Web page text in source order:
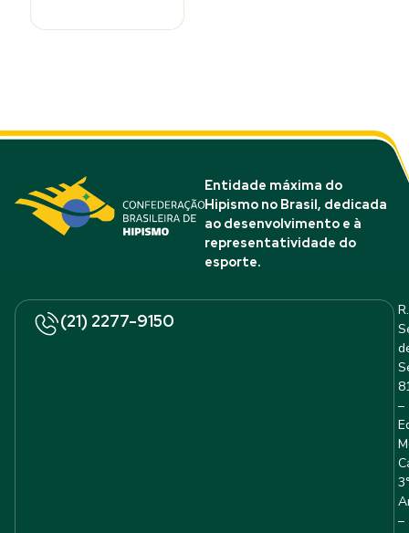
Entidade máxima do
Hipismo no Brasil, dedicada
ao desenvolvimento e à
representatividade do
esporte.
(21) 2277-9150
R.
–
–